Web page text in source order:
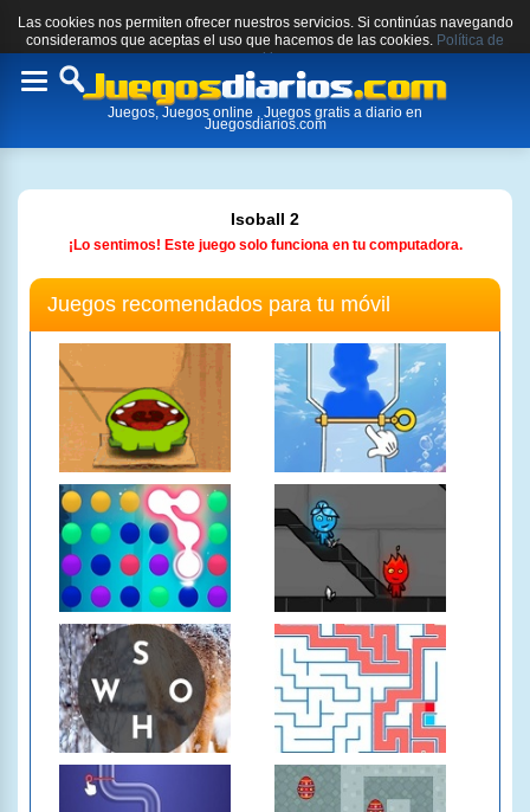
Las cookies nos permiten ofrecer nuestros servicios. Si continúas navegando
consideramos que aceptas el uso que hacemos de las cookies. Política de
cookies.
Toggle
Juegos, Juegos online , Juegos gratis a diario en
Juegosdiarios.com
Isoball 2
¡Lo sentimos! Este juego solo funciona en tu computadora.
Juegos recomendados para tu móvil